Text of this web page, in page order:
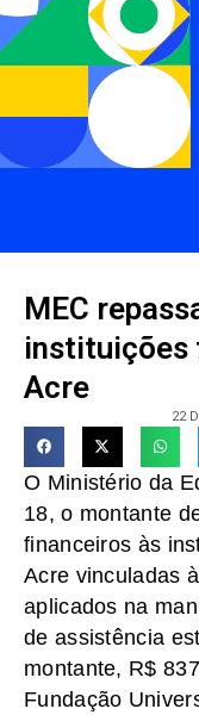
MEC
instituições
Acre
22
O Ministério da
18, o montante
financeiros às
Acre vinculadas
aplicados na
de assistência
montante, R$
Fundação